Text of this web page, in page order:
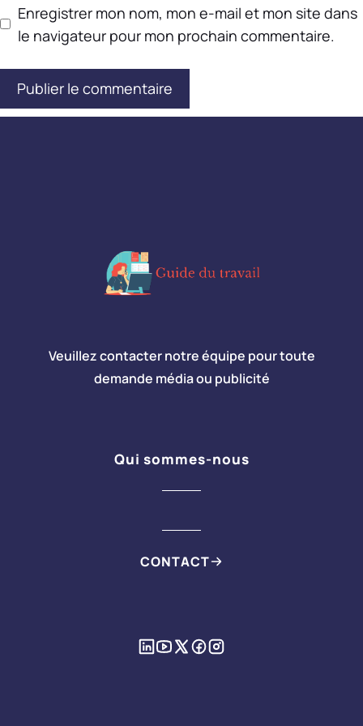
Enregistrer mon nom, mon e-mail et mon site dans
le navigateur pour mon prochain commentaire.
Veuillez contacter notre équipe pour toute
demande média ou publicité
Qui sommes-nous
CONTACT